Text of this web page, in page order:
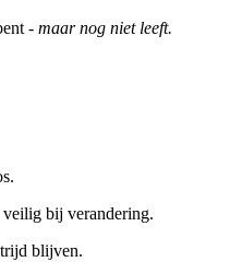
- maar nog niet leeft.
bij verandering.
blijven.